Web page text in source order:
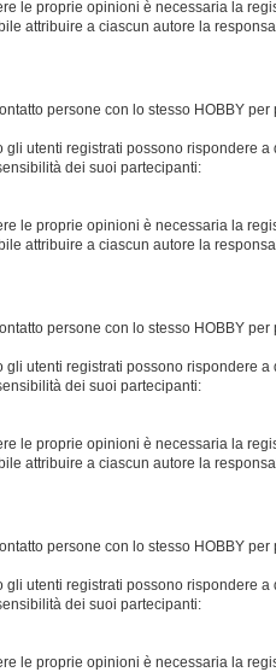
le proprie opinioni è necessaria la
attribuire a ciascun autore la
persone con lo stesso HOBBY
utenti registrati possono rispondere a
dei suoi partecipanti:
le proprie opinioni è necessaria la
attribuire a ciascun autore la
persone con lo stesso HOBBY
utenti registrati possono rispondere a
dei suoi partecipanti:
le proprie opinioni è necessaria la
attribuire a ciascun autore la
persone con lo stesso HOBBY
utenti registrati possono rispondere a
dei suoi partecipanti:
le proprie opinioni è necessaria la